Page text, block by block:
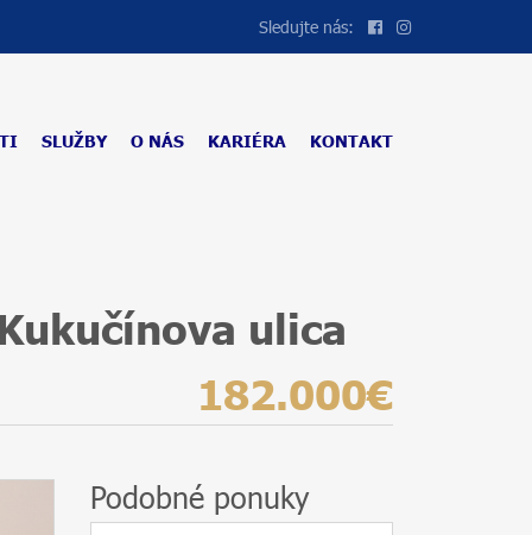
Sledujte nás:
SLUŽBY O NÁS KARIÉRA KONTAKT
ulica
182.000€
Podobné ponuky